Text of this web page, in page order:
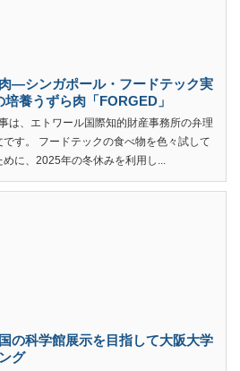
―シンガポール・フードテック実
養うずら肉「FORGED」
は、エトワール国際知的財産事務所の弁理
す。 フードテックの食べ物を色々試して
に、2025年の冬休みを利用し...
の科学館展示を目指して大阪大学
グ